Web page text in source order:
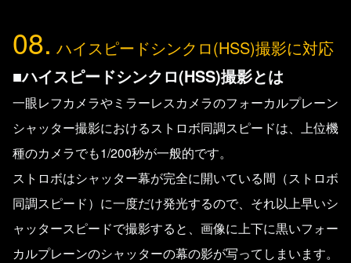
08. ハイスピードシンクロ(HSS)撮影に対応
■ハイスピードシンクロ(HSS)撮影とは
一眼レフカメラやミラーレスカメラのフォーカルプレーン
シャッター撮影におけるストロボ同調スピードは、上位機
種のカメラでも1/200秒が一般的です。
ストロボはシャッター幕が完全に開いている間（ストロボ
同調スピード）に一度だけ発光するので、それ以上早いシ
ャッタースピードで撮影すると、画像に上下に黒いフォー
カルプレーンのシャッターの幕の影が写ってしまいます。